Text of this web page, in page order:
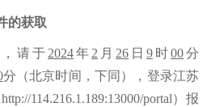
的获取
请于 2024年 2 月 26 日 9 时00分
分（北京时间，下同） ， 登录江苏
http://114.216.1.189:13000/portal）报